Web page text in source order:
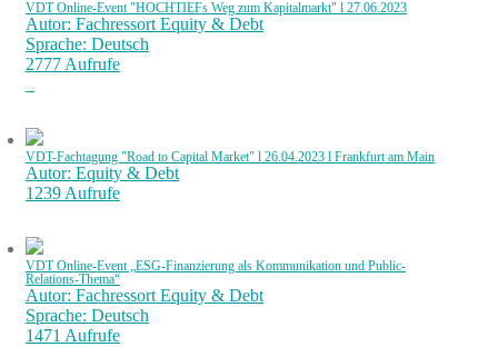
VDT Online-Event "HOCHTIEFs Weg zum Kapitalmarkt" l 27.06.2023
Autor: Fachressort Equity & Debt
Sprache: Deutsch
2777 Aufrufe
VDT-Fachtagung "Road to Capital Market" l 26.04.2023 l Frankfurt am Main
Autor: Equity & Debt
1239 Aufrufe
VDT Online-Event „ESG-Finanzierung als Kommunikation und Public-
Relations-Thema“
Autor: Fachressort Equity & Debt
Sprache: Deutsch
1471 Aufrufe